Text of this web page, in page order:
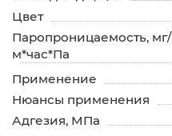
Цвет
Паропроницаемость, мг/
м*час*Па
Применение
Нюансы применения
Адгезия, МПа